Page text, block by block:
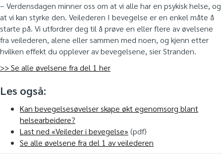
– Verdensdagen minner oss om at vi alle har en psykisk helse, og
at vi kan styrke den. Veilederen I bevegelse er en enkel måte å
starte på. Vi utfordrer deg til å prøve en eller flere av øvelsene
fra veilederen, alene eller sammen med noen, og kjenn etter
hvilken effekt du opplever av bevegelsene, sier Stranden.
>> Se alle øvelsene fra del 1 her
Les også:
Kan bevegelsesøvelser skape økt egenomsorg blant
helsearbeidere?
Last ned «Veileder i bevegelse» (pdf)
Se alle øvelsene fra del 1 av veilederen